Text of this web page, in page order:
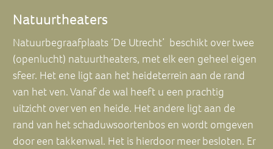
Natuurtheaters
Natuurbegraafplaats ‘De Utrecht’ beschikt over twee
(openlucht) natuurtheaters, met elk een geheel eigen
sfeer. Het ene ligt aan het heideterrein aan de rand
van het ven. Vanaf de wal heeft u een prachtig
uitzicht over ven en heide. Het andere ligt aan de
rand van het schaduwsoortenbos en wordt omgeven
door een takkenwal. Het is hierdoor meer besloten. Er